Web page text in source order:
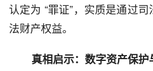
认定为 “罪证”，实质是通过
法财产权益。
真相启示：数字资产保